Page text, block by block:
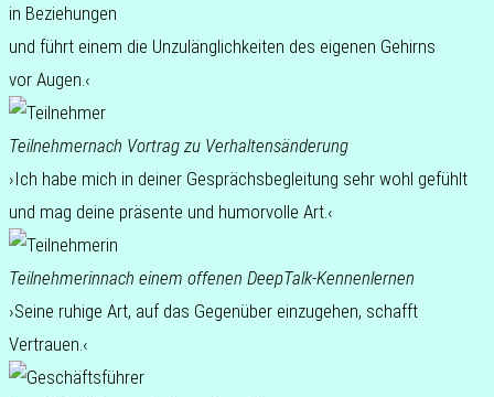
in Bezie­hun­gen
und führt einem die Unzu­läng­lich­kei­ten des eige­nen Gehirns
vor Augen.‹
Teil­neh­mernach Vor­trag zu Verhaltensänderung
›Ich habe mich in deiner Gesprächs­be­glei­tung sehr wohl gefühlt
und mag deine prä­sen­te und humor­vol­le Art.‹
Teil­neh­me­rinnach einem offe­nen DeepTalk-Kennenlernen
›Seine ruhige Art, auf das Gegen­über ein­zu­ge­hen, schafft
Vertrauen.‹